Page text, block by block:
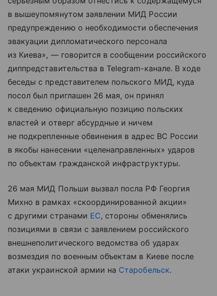
в вышеупомянутом заявлении МИД России
предупреждению о необходимости обеспечения
эвакуации дипломатического персонала
из Киева», — говорится в сообщении российского
диппредставительства в Telegram-канале. В ходе
беседы с представителем польского МИД, куда
посол был приглашен 26 мая, он принял
к сведению официальную позицию польских
властей и отверг абсурдные и ничем
не подкрепленные обвинения в адрес ВС России
в якобы нанесении «целенаправленных» ударов
по объектам гражданской инфраструктуры.
26 мая МИД Польши вызвал посла РФ Георгия
Михно в рамках «скоординированной акции»
с другими странами ЕС, стороны обменялись
позициями в связи с заявлением российского
внешнеполитического ведомства об ударах
возмездия по военным объектам в Киеве после
атаки украинской армии на Старобельск.